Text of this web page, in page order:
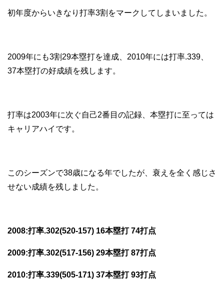
初年度からいきなり打率3割をマークしてしまいました。
2009年にも3割29本塁打を達成、2010年には打率.339、
37本塁打の好成績を残します。
打率は2003年に次ぐ自己2番目の記録、本塁打に至っては
キャリアハイです。
このシーズンで38歳になる年でしたが、衰えを全く感じさ
せない成績を残しました。
2008:打率.302(520-157) 16本塁打 74打点
2009:打率.302(517-156) 29本塁打 87打点
2010:打率.339(505-171) 37本塁打 93打点